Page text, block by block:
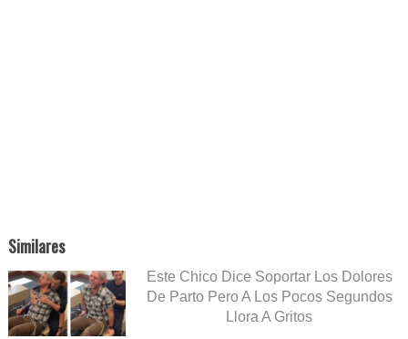
Similares
Este Chico Dice Soportar Los Dolores
De Parto Pero A Los Pocos Segundos
Llora A Gritos